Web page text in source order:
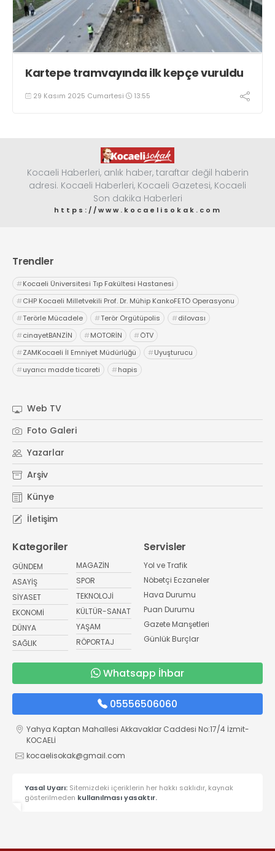
Kartepe tramvayında ilk kepçe vuruldu
29 Kasım 2025 Cumartesi 13:55
Kocaeli Haberleri, anlık haber, taraftar değil haberin
adresi. Kocaeli Haberleri, Kocaeli Gazetesi, Kocaeli
Son dakika Haberleri
https://www.kocaelisokak.com
Trendler
#Kocaeli Üniversitesi Tıp Fakültesi Hastanesi
#CHP Kocaeli Milletvekili Prof. Dr. Mühip KankoFETÖ Operasyonu
#Terörle Mücadele #Terör Örgütüpolis #dilovası
#cinayetBANZİN #MOTORİN #ÖTV
#ZAMKocaeli İl Emniyet Müdürlüğü #Uyuşturucu
#uyarıcı madde ticareti #hapis
Web TV
Foto Galeri
Yazarlar
Arşiv
Künye
İletişim
Kategoriler
GÜNDEM
ASAYİŞ
SİYASET
EKONOMİ
DÜNYA
SAĞLIK
MAGAZİN
SPOR
TEKNOLOJİ
KÜLTÜR-SANAT
YAŞAM
RÖPORTAJ
Servisler
Yol ve Trafik
Nöbetçi Eczaneler
Hava Durumu
Puan Durumu
Gazete Manşetleri
Günlük Burçlar
Whatsapp İhbar
05556506060
Yahya Kaptan Mahallesi Akkavaklar Caddesi No:17/4 İzmit-
KOCAELİ
kocaelisokak@gmail.com
Yasal Uyarı: Sitemizdeki içeriklerin her hakkı saklıdır, kaynak
gösterilmeden kullanılması yasaktır.